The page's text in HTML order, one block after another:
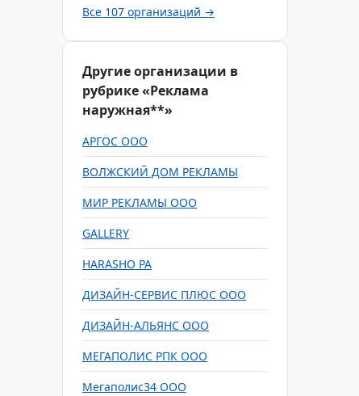
Все 107 организаций →
Другие организации в
рубрике «Реклама
наружная**»
АРГОС ООО
ВОЛЖСКИЙ ДОМ РЕКЛАМЫ
МИР РЕКЛАМЫ ООО
GALLERY
HARASHO РА
ДИЗАЙН-СЕРВИС ПЛЮС ООО
ДИЗАЙН-АЛЬЯНС ООО
МЕГАПОЛИС РПК ООО
Мегаполис34 ООО